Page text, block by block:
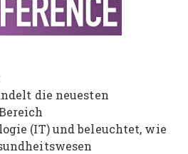
die neuesten
(IT) und beleuchtet, wie